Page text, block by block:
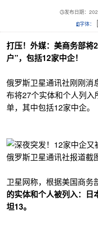
发布日期：
字体：
[
打压！外媒：美商务部将
户”，包括12家中企！
俄罗斯卫星通讯社刚刚消
布将27个实体和个人列入
单，其中包括12家中企。
俄罗斯卫星通讯社报道截
卫星网称，根据美国商务
的实体和个人被列入：日
坦13。